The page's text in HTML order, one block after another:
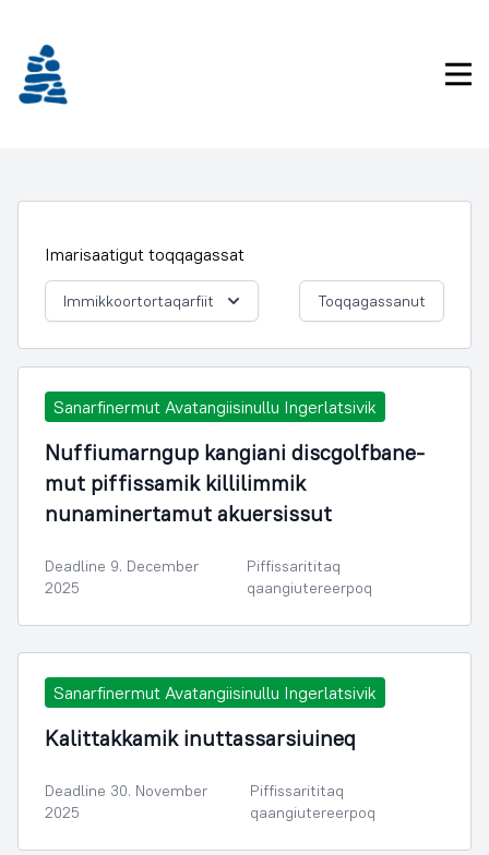
Imarisaatigut toqqagassat
Immikkoortortaqarfiit Toqqagassanut
Sanarfinermut Avatangiisinullu Ingerlatsivik
Nuffiumarngup kangiani discgolfbane-
mut piffissamik killilimmik
nunaminertamut akuersissut
Deadline 9. December
2025
Piffissarititaq
qaangiutereerpoq
Sanarfinermut Avatangiisinullu Ingerlatsivik
Kalittakkamik inuttassarsiuineq
Deadline 30. November
2025
Piffissarititaq
qaangiutereerpoq